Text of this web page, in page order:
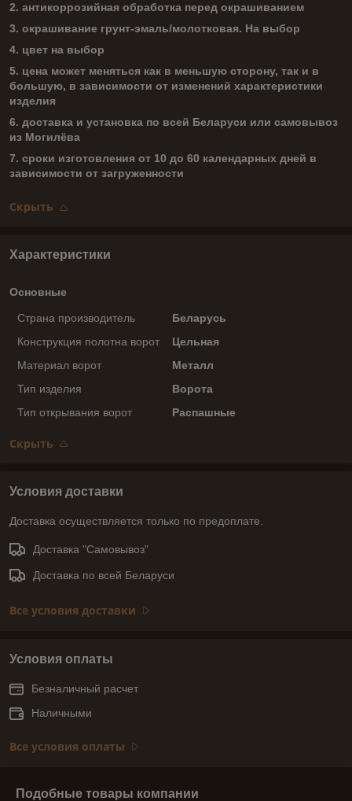
2. антикоррозийная обработка перед окрашиванием
3. окрашивание грунт-эмаль/молотковая. На выбор
4. цвет на выбор
5. цена может меняться как в меньшую сторону, так и в
большую, в зависимости от изменений характеристики
изделия
6. доставка и установка по всей Беларуси или самовывоз
из Могилёва
7. сроки изготовления от 10 до 60 календарных дней в
зависимости от загруженности
Скрыть
Характеристики
Основные
Страна производитель
Беларусь
Конструкция полотна ворот
Цельная
Материал ворот
Металл
Тип изделия
Ворота
Тип открывания ворот
Распашные
Скрыть
Условия доставки
Доставка осуществляется только по предоплате.
Доставка "Самовывоз"
Доставка по всей Беларуси
Все условия доставки
Условия оплаты
Безналичный расчет
Наличными
Все условия оплаты
Подобные товары компании